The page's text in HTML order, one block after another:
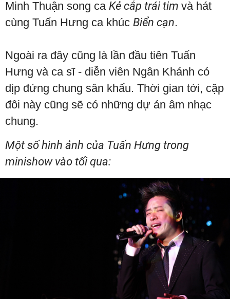
Minh Thuận song ca Kẻ cắp trái tim và hát
cùng Tuấn Hưng ca khúc Biển cạn.
Ngoài ra đây cũng là lần đầu tiên Tuấn
Hưng và ca sĩ - diễn viên Ngân Khánh có
dịp đứng chung sân khấu. Thời gian tới, cặp
đôi này cũng sẽ có những dự án âm nhạc
chung.
Một số hình ảnh của Tuấn Hưng trong
minishow vào tối qua: